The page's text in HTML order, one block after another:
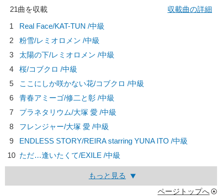
21曲を収載
収載曲の詳細
1
Real Face/KAT-TUN /中級
2
粉雪/レミオロメン /中級
3
太陽の下/レミオロメン /中級
4
桜/コブクロ /中級
5
ここにしか咲かない花/コブクロ /中級
6
青春アミーゴ/修二と彰 /中級
7
プラネタリウム/大塚 愛 /中級
8
フレンジャー/大塚 愛 /中級
9
ENDLESS STORY/REIRA starring YUNA ITO /中級
10 ただ…逢いたくて/EXILE /中級
もっと見る
ページトップへ